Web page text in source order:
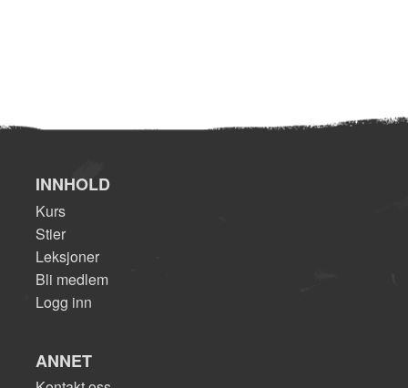
INNHOLD
Kurs
Stier
Leksjoner
Bli medlem
Logg inn
ANNET